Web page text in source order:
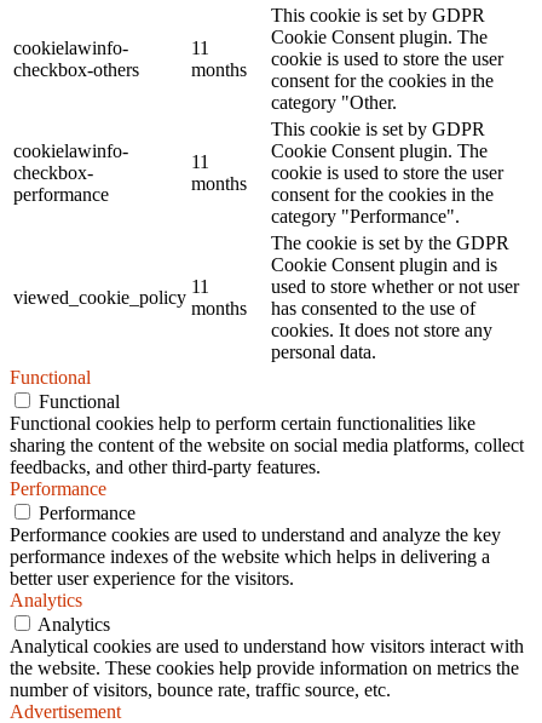
cookielawinfo-
checkbox-others
11
months
This cookie is set by GDPR
Cookie Consent plugin. The
cookie is used to store the user
consent for the cookies in the
category "Other.
cookielawinfo-
checkbox-
performance
11
months
This cookie is set by GDPR
Cookie Consent plugin. The
cookie is used to store the user
consent for the cookies in the
category "Performance".
viewed_cookie_policy
11
months
The cookie is set by the GDPR
Cookie Consent plugin and is
used to store whether or not user
has consented to the use of
cookies. It does not store any
personal data.
Functional
Functional
Functional cookies help to perform certain functionalities like
sharing the content of the website on social media platforms, collect
feedbacks, and other third-party features.
Performance
Performance
Performance cookies are used to understand and analyze the key
performance indexes of the website which helps in delivering a
better user experience for the visitors.
Analytics
Analytics
Analytical cookies are used to understand how visitors interact with
the website. These cookies help provide information on metrics the
number of visitors, bounce rate, traffic source, etc.
Advertisement